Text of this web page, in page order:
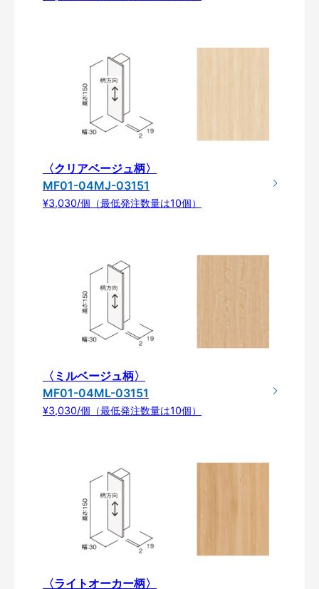
〈クリアベージュ柄〉
MF01-04MJ-03151
¥3,030/個（最低発注数量は10個）
〈ミルベージュ柄〉
MF01-04ML-03151
¥3,030/個（最低発注数量は10個）
〈ライトオーカー柄〉